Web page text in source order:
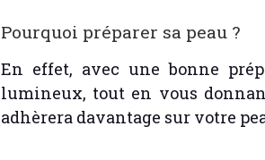
Pourquoi préparer sa peau ?
En effet, avec une bonne
lumineux, tout en vous
adhèrera davantage sur votre